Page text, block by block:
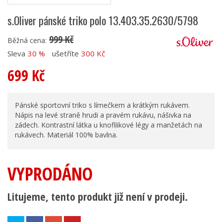
s.Oliver pánské triko polo 13.403.35.2630/5798
Běžná cena: 999 Kč
Sleva 30 % ušetříte 300 Kč
699 Kč
Pánské sportovní triko s límečkem a krátkým rukávem.
Nápis na levé straně hrudi a pravém rukávu, nášivka na
zádech. Kontrastní látka u knoflíikové légy a manžetách na
rukávech. Materiál 100% bavlna.
VYPRODÁNO
Litujeme, tento produkt již není v prodeji.